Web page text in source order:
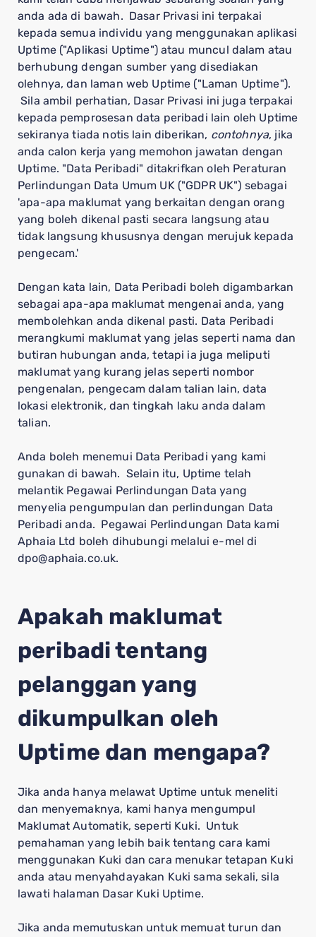
anda ada di bawah. Dasar Privasi ini terpakai
kepada semua individu yang menggunakan aplikasi
Uptime ("Aplikasi Uptime") atau muncul dalam atau
berhubung dengan sumber yang disediakan
olehnya, dan laman web Uptime ("Laman Uptime").
Sila ambil perhatian, Dasar Privasi ini juga terpakai
kepada pemprosesan data peribadi lain oleh Uptime
sekiranya tiada notis lain diberikan, contohnya, jika
anda calon kerja yang memohon jawatan dengan
Uptime. "Data Peribadi" ditakrifkan oleh Peraturan
Perlindungan Data Umum UK ("GDPR UK") sebagai
'apa-apa maklumat yang berkaitan dengan orang
yang boleh dikenal pasti secara langsung atau
tidak langsung khususnya dengan merujuk kepada
pengecam.'
Dengan kata lain, Data Peribadi boleh digambarkan
sebagai apa-apa maklumat mengenai anda, yang
membolehkan anda dikenal pasti. Data Peribadi
merangkumi maklumat yang jelas seperti nama dan
butiran hubungan anda, tetapi ia juga meliputi
maklumat yang kurang jelas seperti nombor
pengenalan, pengecam dalam talian lain, data
lokasi elektronik, dan tingkah laku anda dalam
talian.
Anda boleh menemui Data Peribadi yang kami
gunakan di bawah. Selain itu, Uptime telah
melantik Pegawai Perlindungan Data yang
menyelia pengumpulan dan perlindungan Data
Peribadi anda. Pegawai Perlindungan Data kami
Aphaia Ltd boleh dihubungi melalui e-mel di
dpo@aphaia.co.uk.
Apakah maklumat
peribadi tentang
pelanggan yang
dikumpulkan oleh
Uptime dan mengapa?
Jika anda hanya melawat Uptime untuk meneliti
dan menyemaknya, kami hanya mengumpul
Maklumat Automatik, seperti Kuki. Untuk
pemahaman yang lebih baik tentang cara kami
menggunakan Kuki dan cara menukar tetapan Kuki
anda atau menyahdayakan Kuki sama sekali, sila
lawati halaman Dasar Kuki Uptime.
Jika anda memutuskan untuk memuat turun dan